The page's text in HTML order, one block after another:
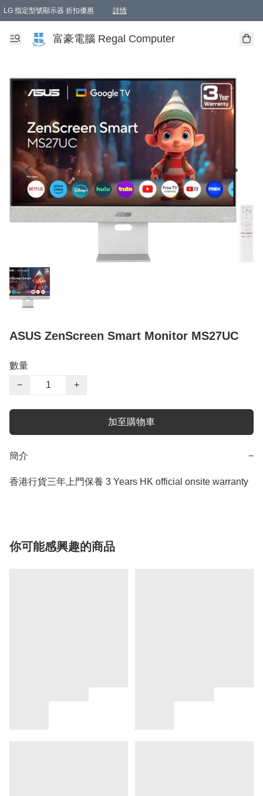
LG 指定型號顯示器 折扣優惠 詳情
富豪電腦 Regal Computer
ASUS ZenScreen Smart Monitor MS27UC
數量
−
+
加至購物車
簡介 −
香港行貨三年上門保養 3 Years HK official onsite warranty
你可能感興趣的商品